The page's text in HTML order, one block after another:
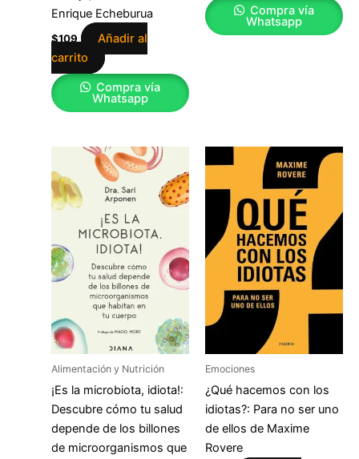
Enrique Echeburua
$109
Añadir al
carrito
Compra vía
Whatsapp
Compra vía
Whatsapp
Alimentación y Nutrición
¡Es la microbiota, idiota!:
Descubre cómo tu salud
depende de los billones
de microorganismos que
Emociones
¿Qué hacemos con los
idiotas?: Para no ser uno
de ellos de Maxime
Rovere